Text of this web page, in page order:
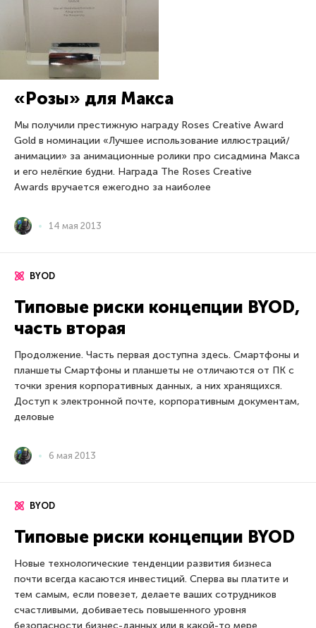
«Розы» для Макса
Мы получили престижную награду Roses Creative Award
Gold в номинации «Лучшее использование иллюстраций/
анимации» за анимационные ролики про сисадмина Макса
и его нелёгкие будни. Награда The Roses Creative
Awards вручается ежегодно за наиболее
14 мая 2013
BYOD
Типовые риски концепции BYOD,
часть вторая
Продолжение. Часть первая доступна здесь. Смартфоны и
планшеты Смартфоны и планшеты не отличаются от ПК с
точки зрения корпоративных данных, а них хранящихся.
Доступ к электронной почте, корпоративным документам,
деловые
6 мая 2013
BYOD
Типовые риски концепции BYOD
Новые технологические тенденции развития бизнеса
почти всегда касаются инвестиций. Сперва вы платите и
тем самым, если повезет, делаете ваших сотрудников
счастливыми, добиваетесь повышенного уровня
безопасности бизнес-данных или в какой-то мере